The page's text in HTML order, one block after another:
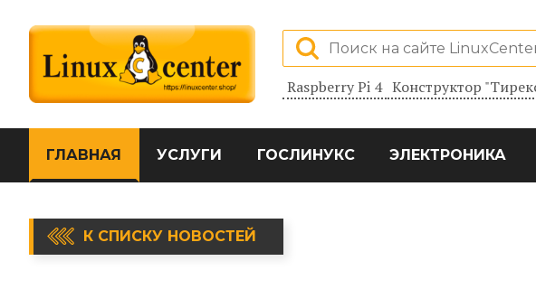
Raspberry Pi 4 Конструктор
ГЛАВНАЯ УСЛУГИ ГОСЛИНУКС ЭЛЕКТРОНИКА
К СПИСКУ НОВОСТЕЙ